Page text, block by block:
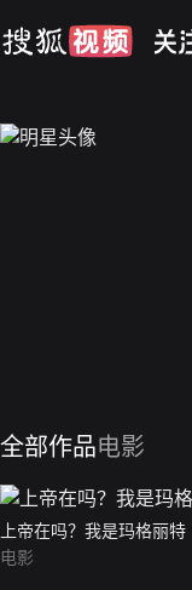
全部作品电影
上帝在吗？我是玛格丽特
电影